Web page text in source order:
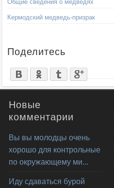
Общие сведения о медведях
Кермодский медведь-призрак
Поделитесь
Новые
комментарии
Вы вы молодцы очень
хорошо для контрольные
по окружающему ми...
Иду сдаваться бурой